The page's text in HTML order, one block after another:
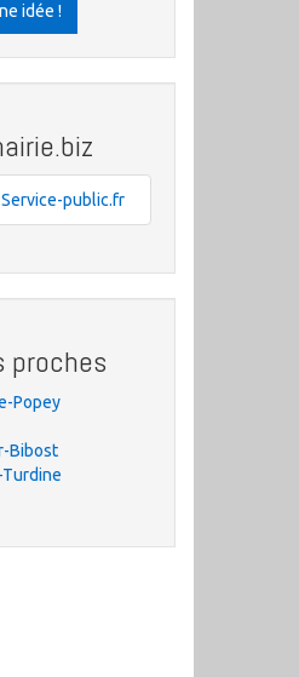
idée !
public.fr
proches
Popey
Bibost